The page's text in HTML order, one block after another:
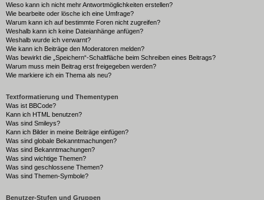
Wieso kann ich nicht mehr Antwortmöglichkeiten erstellen?
Wie bearbeite oder lösche ich eine Umfrage?
Warum kann ich auf bestimmte Foren nicht zugreifen?
Weshalb kann ich keine Dateianhänge anfügen?
Weshalb wurde ich verwarnt?
Wie kann ich Beiträge den Moderatoren melden?
Was bewirkt die „Speichern“-Schaltfläche beim Schreiben eines Beitrags?
Warum muss mein Beitrag erst freigegeben werden?
Wie markiere ich ein Thema als neu?
Textformatierung und Thementypen
Was ist BBCode?
Kann ich HTML benutzen?
Was sind Smileys?
Kann ich Bilder in meine Beiträge einfügen?
Was sind globale Bekanntmachungen?
Was sind Bekanntmachungen?
Was sind wichtige Themen?
Was sind geschlossene Themen?
Was sind Themen-Symbole?
Benutzer-Stufen und Gruppen